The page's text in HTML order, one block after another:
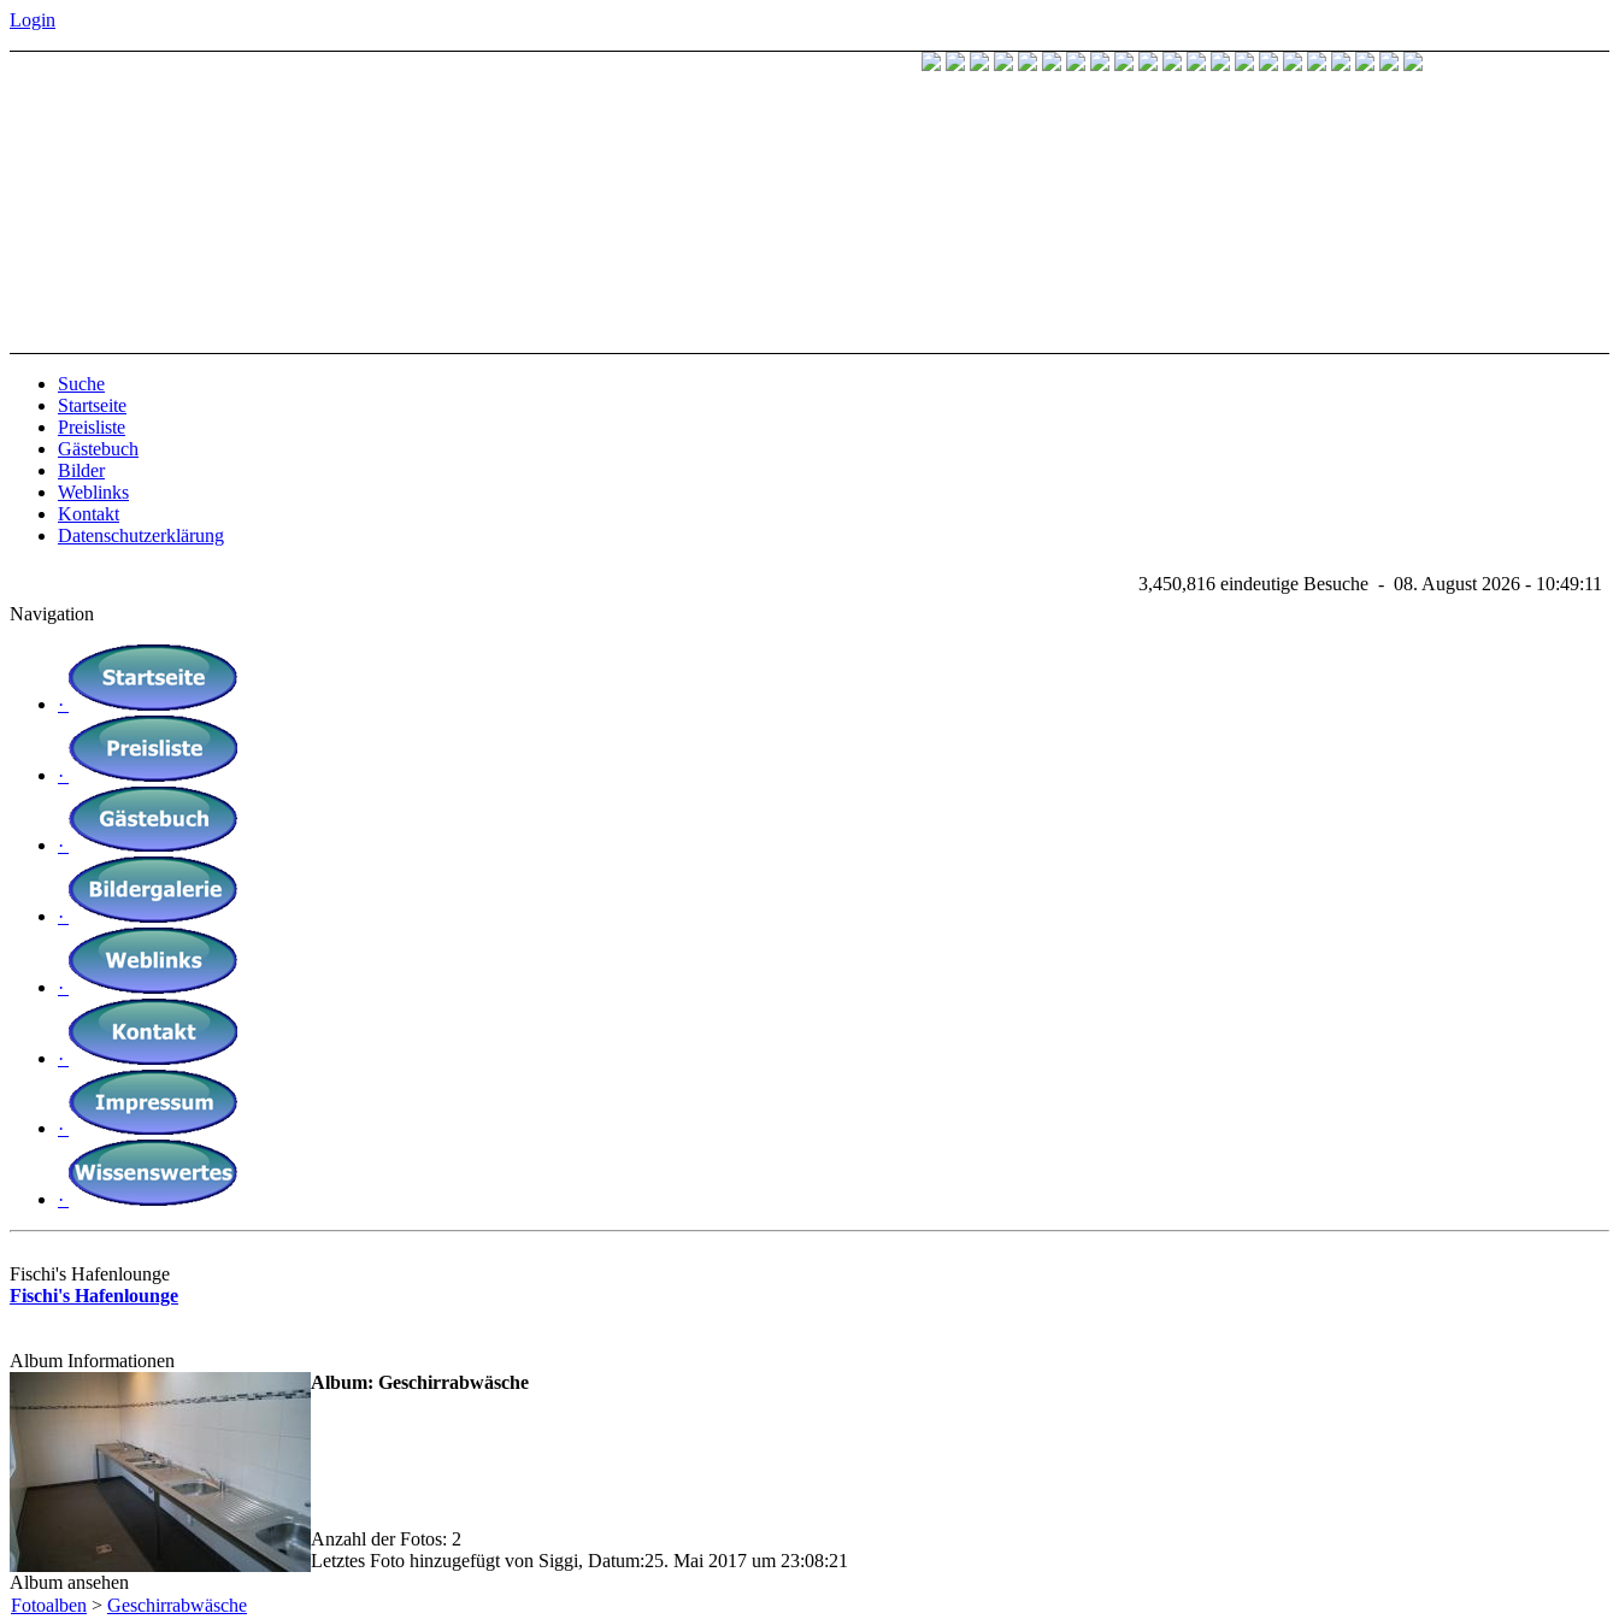
Login
Suche
Startseite
Preisliste
Gästebuch
Bilder
Weblinks
Kontakt
Datenschutzerklärung
3,450,816 eindeutige Besuche - 08. August 2026 - 10:49:11
Navigation
·
·
·
·
·
·
·
·
Fischi's Hafenlounge
Fischi's Hafenlounge
Album Informationen
Album: Geschirrabwäsche
Anzahl der Fotos: 2
Letztes Foto hinzugefügt von Siggi, Datum:25. Mai 2017 um 23:08:21
Album ansehen
Fotoalben > Geschirrabwäsche